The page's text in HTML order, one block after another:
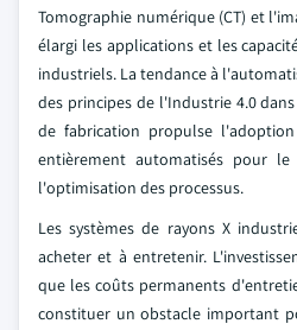
Tomographie numérique (CT) et
élargi les applications et les
industriels. La tendance à
des principes de l'Industrie 4.0
de fabrication propulse
entièrement automatisés pour
l'optimisation des processus.
Les systèmes de rayons X
acheter et à entretenir.
que les coûts permanents
constituer un obstacle important